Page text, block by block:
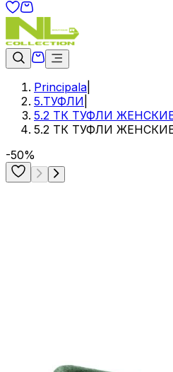
Principala
5.ТУФЛИ
5.2 ТК ТУФЛИ
5.2 ТК ТУФЛИ ЖЕНСКИЕ
-50%